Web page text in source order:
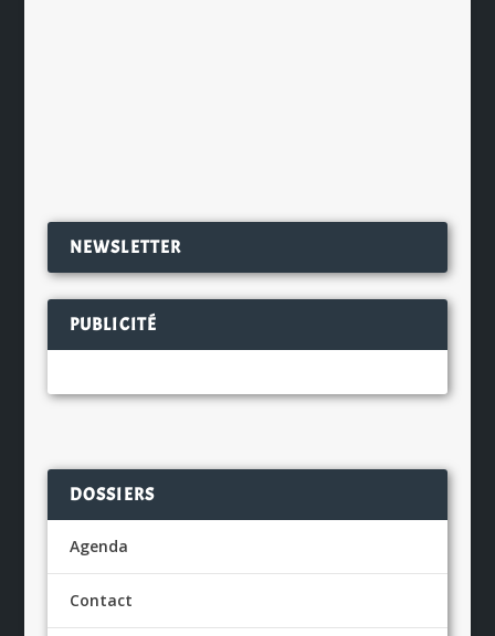
NEWSLETTER
PUBLICITÉ
DOSSIERS
Agenda
Contact